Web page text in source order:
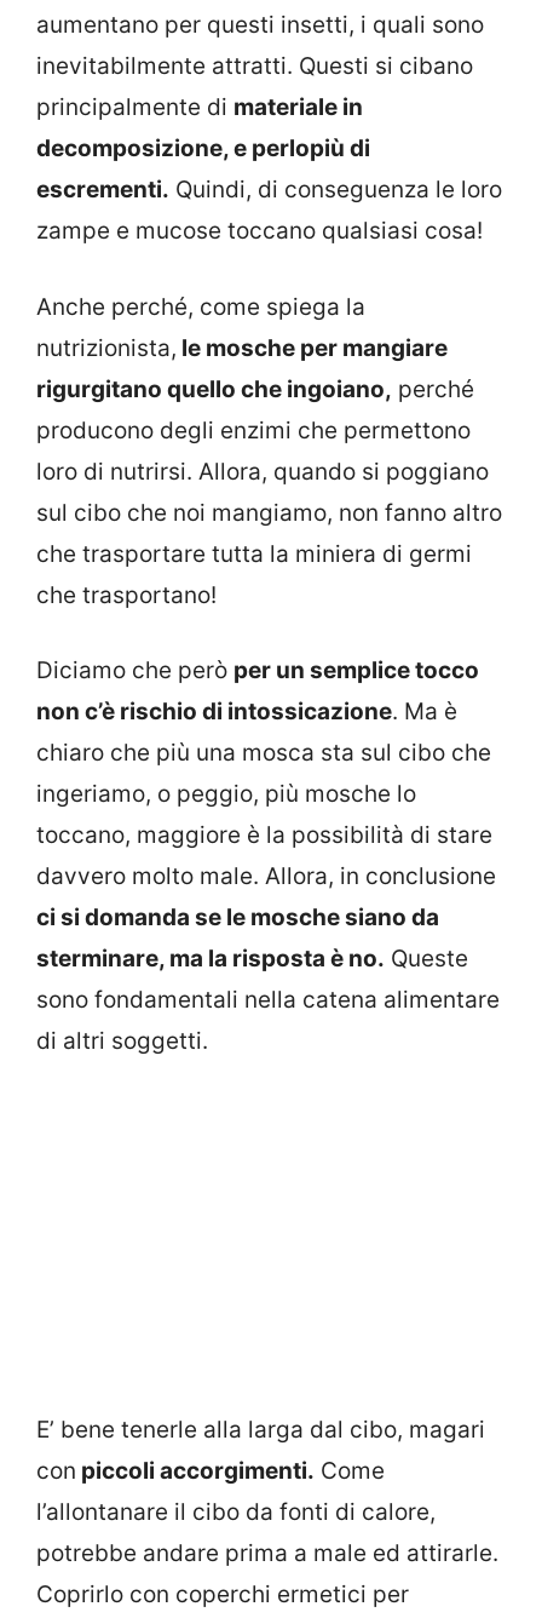
aumentano per questi insetti, i quali sono
inevitabilmente attratti. Questi si cibano
principalmente di materiale in
decomposizione, e perlopiù di
escrementi. Quindi, di conseguenza le loro
zampe e mucose toccano qualsiasi cosa!
Anche perché, come spiega la
nutrizionista, le mosche per mangiare
rigurgitano quello che ingoiano, perché
producono degli enzimi che permettono
loro di nutrirsi. Allora, quando si poggiano
sul cibo che noi mangiamo, non fanno altro
che trasportare tutta la miniera di germi
che trasportano!
Diciamo che però per un semplice tocco
non c’è rischio di intossicazione. Ma è
chiaro che più una mosca sta sul cibo che
ingeriamo, o peggio, più mosche lo
toccano, maggiore è la possibilità di stare
davvero molto male. Allora, in conclusione
ci si domanda se le mosche siano da
sterminare, ma la risposta è no. Queste
sono fondamentali nella catena alimentare
di altri soggetti.
E’ bene tenerle alla larga dal cibo, magari
con piccoli accorgimenti. Come
l’allontanare il cibo da fonti di calore,
potrebbe andare prima a male ed attirarle.
Coprirlo con coperchi ermetici per